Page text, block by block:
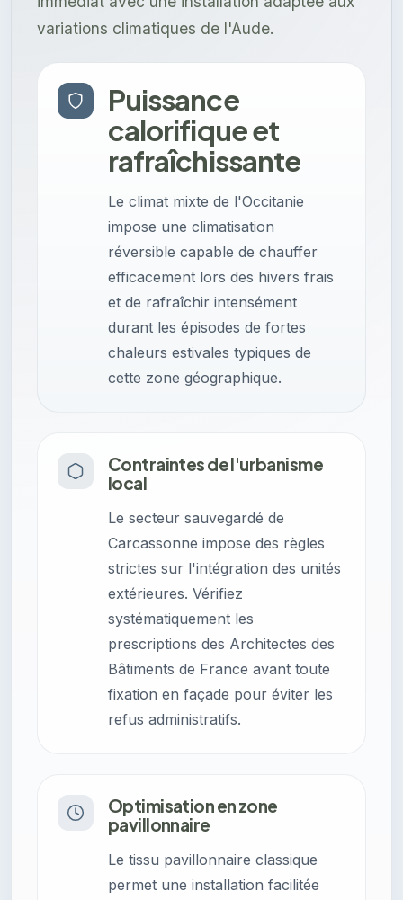
variations climatiques de l'Aude.
Puissance
calorifique et
rafraîchissante
Le climat mixte de l'Occitanie
impose une climatisation
réversible capable de chauffer
efficacement lors des hivers frais
et de rafraîchir intensément
durant les épisodes de fortes
chaleurs estivales typiques de
cette zone géographique.
Contraintes de l'urbanisme
local
Le secteur sauvegardé de
Carcassonne impose des règles
strictes sur l'intégration des unités
extérieures. Vérifiez
systématiquement les
prescriptions des Architectes des
Bâtiments de France avant toute
fixation en façade pour éviter les
refus administratifs.
Optimisation en zone
pavillonnaire
Le tissu pavillonnaire classique
permet une installation facilitée